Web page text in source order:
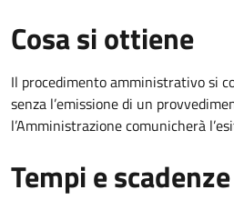
Cosa si ottiene
Il procedimento amministrativo si
senza l’emissione di un
l’Amministrazione comunicherà
Tempi e scadenze